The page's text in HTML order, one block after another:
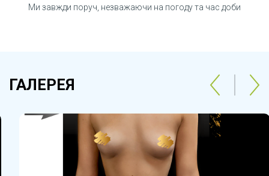
Ми завжди поруч, незважаючи на погоду та час доби
ГАЛЕРЕЯ